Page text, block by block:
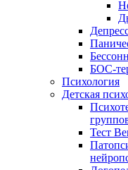
БОС-
Психология
Детская
Тест